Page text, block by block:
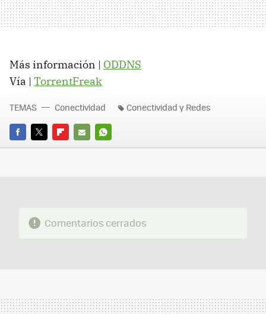
Más información | ODDNS
Vía | TorrentFreak
FACEBOOK
TWITTERFLIPBOARD
E-
WHATSAPP
TEMAS Conectividad Conectividad y Redes
Comentarios cerrados